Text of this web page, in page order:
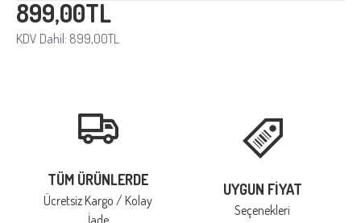
899,00TL
KDV Dahil: 899,00TL
TÜM ÜRÜNLERDE
Ücretsiz Kargo / Kolay
İade
UYGUN FIYAT
Seçenekleri